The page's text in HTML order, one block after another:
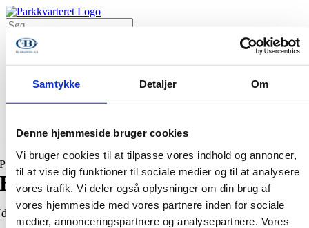
Samtykke Detaljer Om
Denne hjemmeside bruger cookies
Vi bruger cookies til at tilpasse vores indhold og annoncer,
til at vise dig funktioner til sociale medier og til at analysere
vores trafik. Vi deler også oplysninger om din brug af
vores hjemmeside med vores partnere inden for sociale
medier, annonceringspartnere og analysepartnere. Vores
Skip
to
content
Søg
efter:
Pilehuset
Lindehuset
Ledige boliger til genudlejning
Warning
: Undefined array key "plantegningmaal" in
/var/www/parkkvarteret-ballerup.dk/public_html/wp-
content/plugins/lindskov/single-apartment.phpon line155
Pilehuset
BOLIGNR. 98